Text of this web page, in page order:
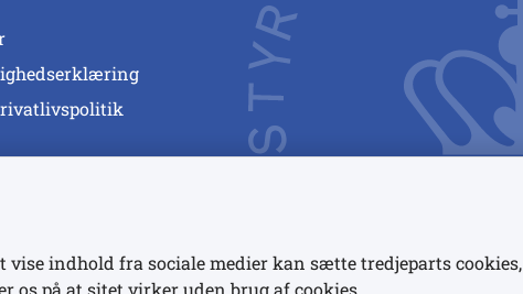
indhold fra sociale medier kan sætte tredjeparts cookies,
på at sitet virker uden brug af cookies.